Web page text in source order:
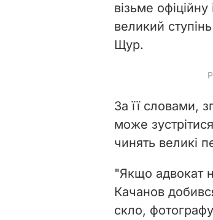
візьме
великий
Щур.
За її словами,
може
чинять великі
"Якщо адвокат
Качанов
скло,